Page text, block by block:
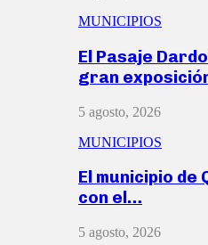
MUNICIPIOS
El Pasaje
gran
5 agosto, 2026
MUNICIPIOS
El municipio de
con el…
5 agosto, 2026